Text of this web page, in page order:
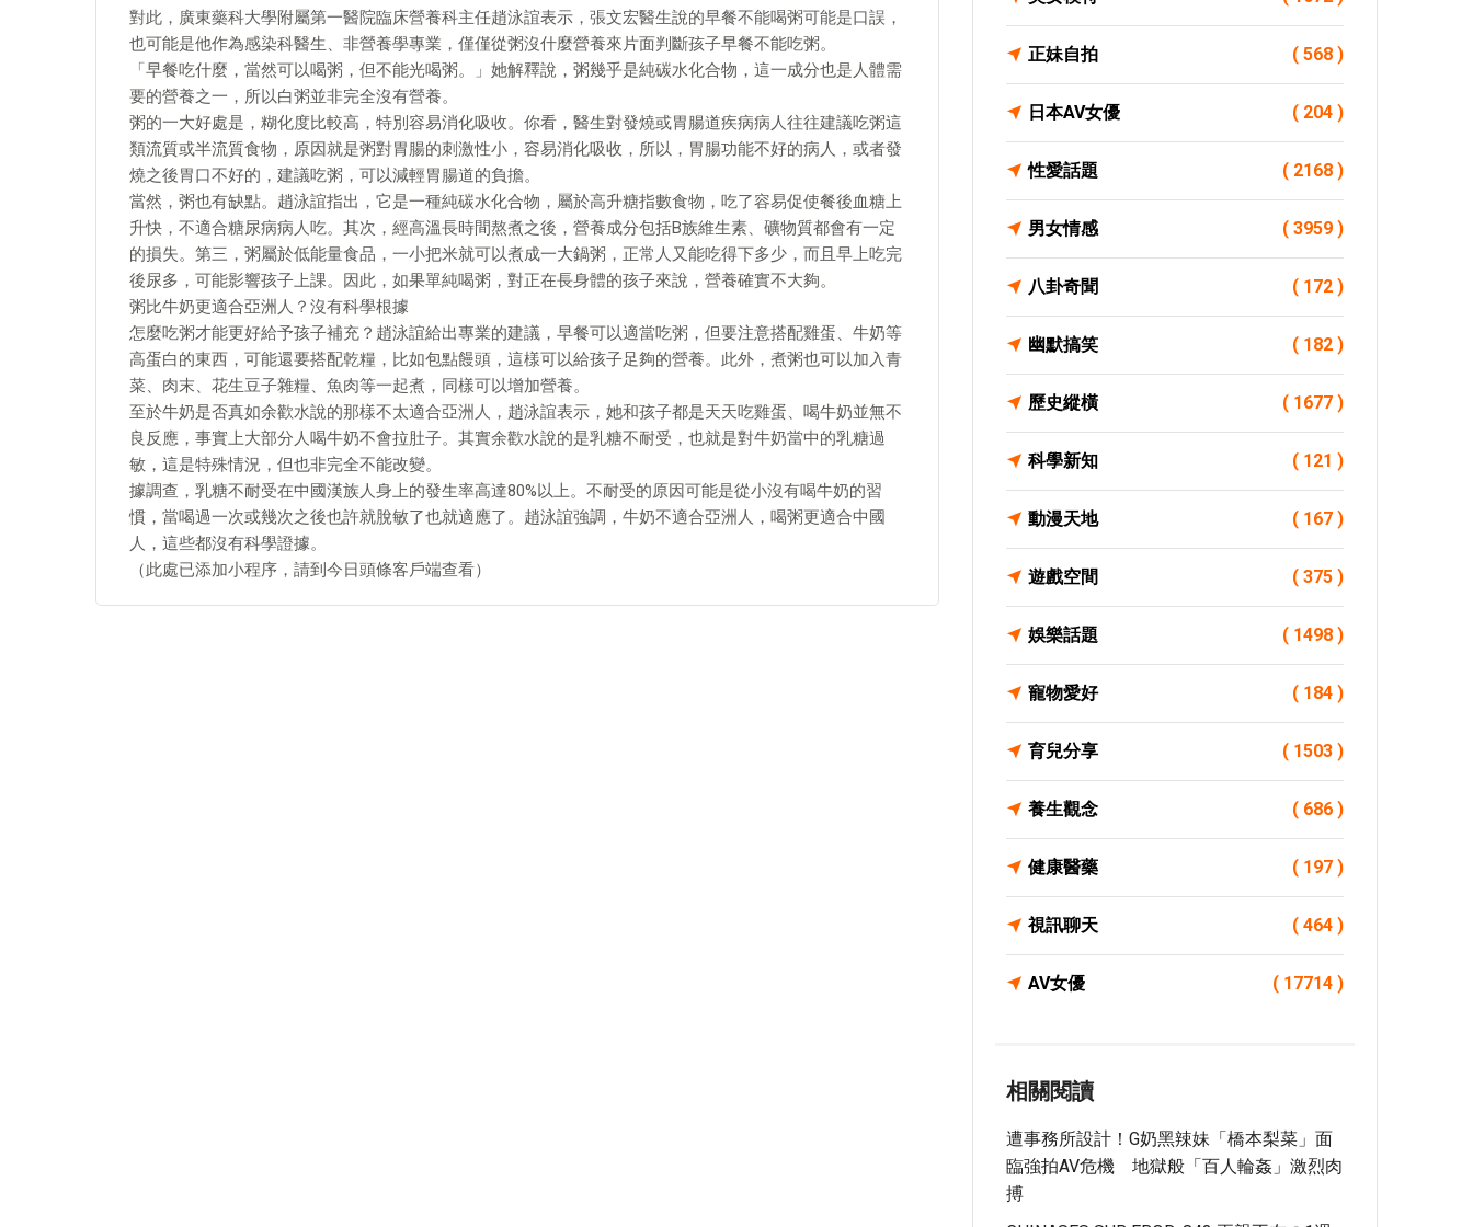
對此，廣東藥科大學附屬第一醫院臨床營養科主任趙泳誼表示，張文宏醫生說的早餐不能喝粥可能是口誤，
也可能是他作為感染科醫生、非營養學專業，僅僅從粥沒什麼營養來片面判斷孩子早餐不能吃粥。
「早餐吃什麼，當然可以喝粥，但不能光喝粥。」她解釋說，粥幾乎是純碳水化合物，這一成分也是人體需
要的營養之一，所以白粥並非完全沒有營養。
粥的一大好處是，糊化度比較高，特別容易消化吸收。你看，醫生對發燒或胃腸道疾病病人往往建議吃粥這
類流質或半流質食物，原因就是粥對胃腸的刺激性小，容易消化吸收，所以，胃腸功能不好的病人，或者發
燒之後胃口不好的，建議吃粥，可以減輕胃腸道的負擔。
當然，粥也有缺點。趙泳誼指出，它是一種純碳水化合物，屬於高升糖指數食物，吃了容易促使餐後血糖上
升快，不適合糖尿病病人吃。其次，經高溫長時間熬煮之後，營養成分包括B族維生素、礦物質都會有一定
的損失。第三，粥屬於低能量食品，一小把米就可以煮成一大鍋粥，正常人又能吃得下多少，而且早上吃完
後尿多，可能影響孩子上課。因此，如果單純喝粥，對正在長身體的孩子來說，營養確實不大夠。
粥比牛奶更適合亞洲人？沒有科學根據
怎麼吃粥才能更好給予孩子補充？趙泳誼給出專業的建議，早餐可以適當吃粥，但要注意搭配雞蛋、牛奶等
高蛋白的東西，可能還要搭配乾糧，比如包點饅頭，這樣可以給孩子足夠的營養。此外，煮粥也可以加入青
菜、肉末、花生豆子雜糧、魚肉等一起煮，同樣可以增加營養。
至於牛奶是否真如余歡水說的那樣不太適合亞洲人，趙泳誼表示，她和孩子都是天天吃雞蛋、喝牛奶並無不
良反應，事實上大部分人喝牛奶不會拉肚子。其實余歡水說的是乳糖不耐受，也就是對牛奶當中的乳糖過
敏，這是特殊情況，但也非完全不能改變。
據調查，乳糖不耐受在中國漢族人身上的發生率高達80%以上。不耐受的原因可能是從小沒有喝牛奶的習
慣，當喝過一次或幾次之後也許就脫敏了也就適應了。趙泳誼強調，牛奶不適合亞洲人，喝粥更適合中國
人，這些都沒有科學證據。
（此處已添加小程序，請到今日頭條客戶端查看）
正妹自拍 ( 568 )
日本AV女優 ( 204 )
性愛話題 ( 2168 )
男女情感 ( 3959 )
八卦奇聞 ( 172 )
幽默搞笑 ( 182 )
歷史縱橫 ( 1677 )
科學新知 ( 121 )
動漫天地 ( 167 )
遊戲空間 ( 375 )
娛樂話題 ( 1498 )
寵物愛好 ( 184 )
育兒分享 ( 1503 )
養生觀念 ( 686 )
健康醫藥 ( 197 )
視訊聊天 ( 464 )
AV女優 ( 17714 )
相關閱讀
遭事務所設計！G奶黑辣妹「橋本梨菜」面
臨強拍AV危機 地獄般「百人輪姦」激烈肉
搏